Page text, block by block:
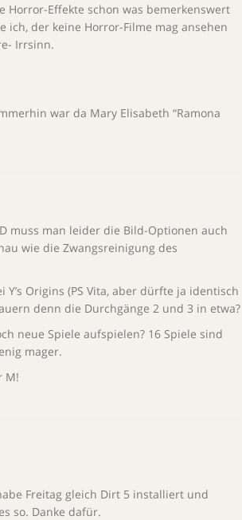
Horror-Effekte schon was bemerkenswert
ich, der keine Horror-Filme mag ansehen
Irrsinn.
war da Mary Elisabeth “Ramona
muss man leider die Bild-Optionen auch
wie die Zwangsreinigung des
Origins (PS Vita, aber dürfte ja identisch
denn die Durchgänge 2 und 3 in etwa?
neue Spiele aufspielen? 16 Spiele sind
mager.
M!
Freitag gleich Dirt 5 installiert und
so. Danke dafür.